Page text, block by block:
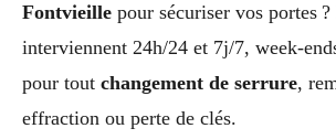
Fontvieille pour sécuriser vos portes
interviennent 24h/24 et 7j/7, week-
pour tout changement de serrure,
effraction ou perte de clés.